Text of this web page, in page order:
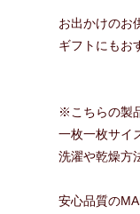
お出かけのお
ギフトにもお
※こちらの製
一枚一枚サイ
洗濯や乾燥方
安心品質の